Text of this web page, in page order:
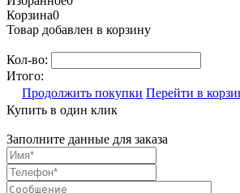
Корзина0
Товар добавлен в корзину
Кол-во:
Итого:
Продолжить покупки Перейти в
Купить в один клик
Заполните данные для заказа